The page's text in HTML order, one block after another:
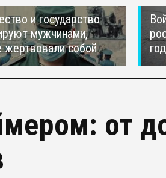
и государство
мужчинами,
жертвовали собой
от